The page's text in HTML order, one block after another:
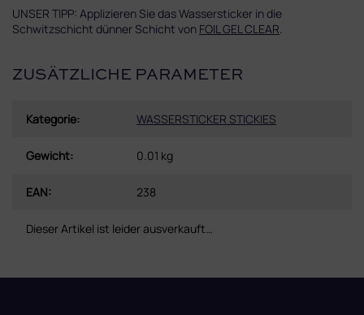
UNSER TIPP: Applizieren Sie das Wassersticker in die
Schwitzschicht dünner Schicht von FOIL GEL CLEAR
ZUSÄTZLICHE PARAMETER
Kategorie: WASSERSTICKER STICKIES
Gewicht: 0.01 kg
EAN: 238
Dieser Artikel ist leider ausverkauft…